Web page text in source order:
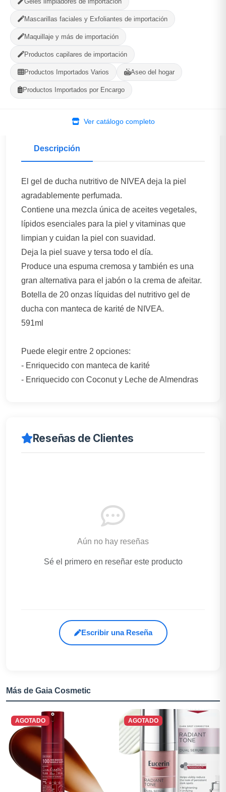
Mascarillas faciales y Exfoliantes de importación
Maquillaje y más de importación
Productos capilares de importación
Productos Importados Varios Aseo del hogar
Productos Importados por Encargo
Ver catálogo completo
Plaza, La Habana
580
Ver Tienda
Descripción
El gel de ducha nutritivo de NIVEA deja la piel
agradablemente perfumada.
Contiene una mezcla única de aceites vegetales,
lípidos esenciales para la piel y vitaminas que
limpian y cuidan la piel con suavidad.
Deja la piel suave y tersa todo el día.
Produce una espuma cremosa y también es una
gran alternativa para el jabón o la crema de afeitar.
Botella de 20 onzas líquidas del nutritivo gel de
ducha con manteca de karité de NIVEA.
591ml
Puede elegir entre 2 opciones:
- Enriquecido con manteca de karité
- Enriquecido con Coconut y Leche de Almendras
Reseñas de Clientes
Aún no hay reseñas
Sé el primero en reseñar este producto
Escribir una Reseña
Más de Gaia Cosmetic
AGOTADO AGOTADO